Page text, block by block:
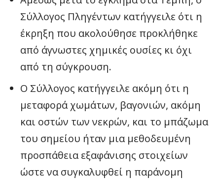
Σύλλογος Πληγέντων κατήγγειλε ότι η
έκρηξη που ακολούθησε προκλήθηκε
από άγνωστες χημικές ουσίες κι όχι
από τη σύγκρουση.
Ο Σύλλογος κατήγγειλε ακόμη ότι η
μεταφορά χωμάτων, βαγονιών, ακόμη
και οστών των νεκρών, και το μπάζωμα
του σημείου ήταν μια μεθοδευμένη
προσπάθεια εξαφάνισης στοιχείων
ώστε να συγκαλυφθεί η παράνομη